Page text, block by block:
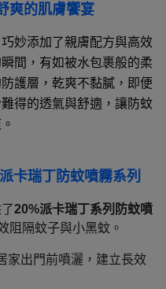
爽的肌膚饗宴
妙添加了親膚配方與高效
間，有如被水包裹般的柔
護層，乾爽不黏膩，即便
得的透氣與舒適，讓防蚊
卡瑞丁防蚊噴霧系列
20%派卡瑞丁系列防蚊噴
阻隔蚊子與小黑蚊。
家出門前噴灑，建立長效